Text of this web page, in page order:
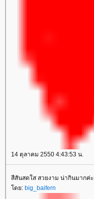
14 ตุลาคม 2550 4:43:53 น.
สีสันสดใส สวยงาม น่ากินมากค่ะ
โดย: big_baifern